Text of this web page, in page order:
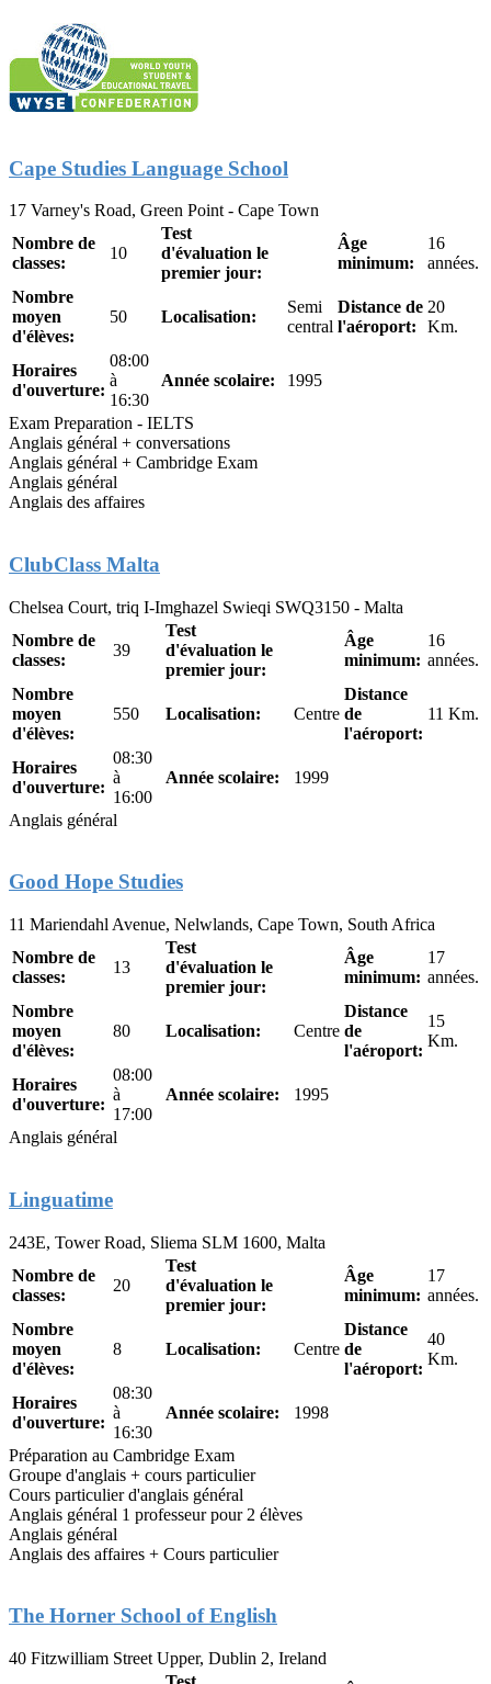
Cape Studies Language School
17 Varney's Road, Green Point - Cape Town
Nombre de
classes:
10
Test
d'évaluation le
premier jour:
Âge
minimum:
16
années.
Nombre
moyen
d'élèves:
50 Localisation:
Semi
central
Distance de
l'aéroport:
20
Km.
Horaires
d'ouverture:
08:00
à
16:30
Année scolaire: 1995
Exam Preparation - IELTS
Anglais général + conversations
Anglais général + Cambridge Exam
Anglais général
Anglais des affaires
ClubClass Malta
Chelsea Court, triq I-Imghazel Swieqi SWQ3150 - Malta
Nombre de
classes:
39
Test
d'évaluation le
premier jour:
Âge
minimum:
16
années.
Nombre
moyen
d'élèves:
550 Localisation: Centre
Distance
de
l'aéroport:
11 Km.
Horaires
d'ouverture:
08:30
à
16:00
Année scolaire: 1999
Anglais général
Good Hope Studies
11 Mariendahl Avenue, Nelwlands, Cape Town, South Africa
Nombre de
classes:
13
Test
d'évaluation le
premier jour:
Âge
minimum:
17
années.
Nombre
moyen
d'élèves:
80 Localisation: Centre
Distance
de
l'aéroport:
15
Km.
Horaires
d'ouverture:
08:00
à
17:00
Année scolaire: 1995
Anglais général
Linguatime
243E, Tower Road, Sliema SLM 1600, Malta
Nombre de
classes:
20
Test
d'évaluation le
premier jour:
Âge
minimum:
17
années.
Nombre
moyen
d'élèves:
8 Localisation: Centre
Distance
de
l'aéroport:
40
Km.
Horaires
d'ouverture:
08:30
à
16:30
Année scolaire: 1998
Préparation au Cambridge Exam
Groupe d'anglais + cours particulier
Cours particulier d'anglais général
Anglais général 1 professeur pour 2 élèves
Anglais général
Anglais des affaires + Cours particulier
The Horner School of English
40 Fitzwilliam Street Upper, Dublin 2, Ireland